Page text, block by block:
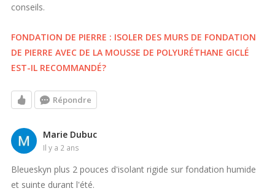
conseils.
FONDATION DE PIERRE : ISOLER DES MURS DE FONDATION
DE PIERRE AVEC DE LA MOUSSE DE POLYURÉTHANE GICLÉ
EST-IL RECOMMANDÉ?
Répondre
Marie Dubuc
il y a 2 ans
Bleueskyn plus 2 pouces d'isolant rigide sur fondation humide
et suinte durant l'été.